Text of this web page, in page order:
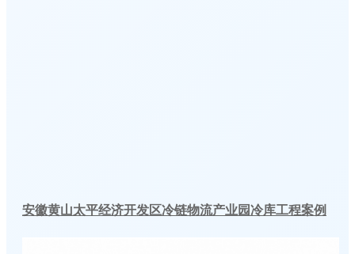
安徽黄山太平经济开发区冷链物流产业园冷库工程案例